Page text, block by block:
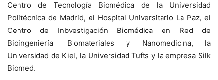
Centro de Tecnología Biomédica de la Universidad
Politécnica de Madrid, el Hospital Universitario La Paz, el
Centro de Inbvestigación Biomédica en Red de
Bioingeniería, Biomateriales y Nanomedicina, la
Universidad de Kiel, la Universidad Tufts y la empresa Silk
Biomed.